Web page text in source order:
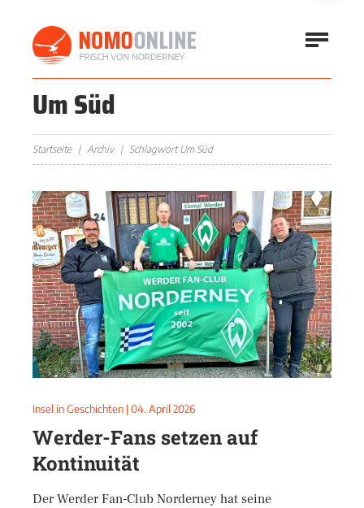
Um Süd
Startseite Archiv Schlagwort Um Süd
Insel in Geschichten | 04. April 2026
Werder-Fans setzen auf
Kontinuität
Der Werder Fan-Club Norderney hat seine